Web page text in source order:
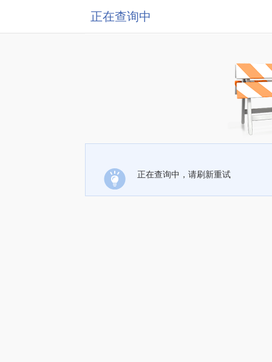
正在查询中
正在查询中，请刷新重试